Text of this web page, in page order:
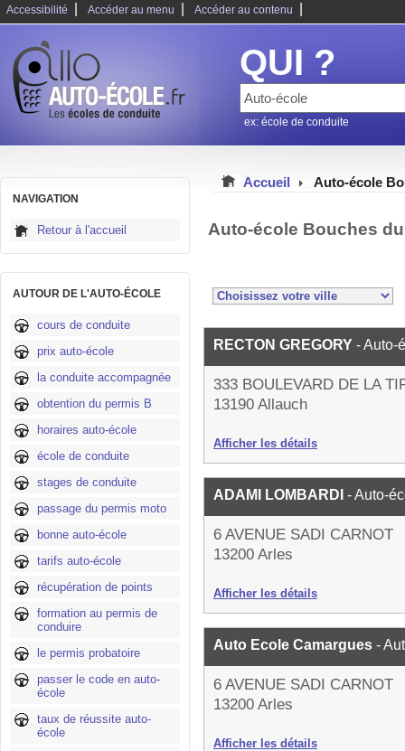
Accessibilité Accéder au menu Accéder au contenu
QUI ?
ex: école de conduite
NAVIGATION
Retour à l'accueil
AUTOUR DE L'AUTO-ÉCOLE
cours de conduite
prix auto-école
la conduite accompagnée
obtention du permis B
horaires auto-école
école de conduite
stages de conduite
passage du permis moto
bonne auto-école
tarifs auto-école
récupération de points
formation au permis de
conduire
le permis probatoire
passer le code en auto-
école
taux de réussite auto-
école
Accueil Auto-école
Auto-école Bouches
RECTON GREGORY - Auto-
333 BOULEVARD DE LA
13190 Allauch
Afficher les détails
ADAMI LOMBARDI - Auto-
6 AVENUE SADI CARNOT
13200 Arles
Afficher les détails
Auto Ecole Camargues -
6 AVENUE SADI CARNOT
13200 Arles
Afficher les détails